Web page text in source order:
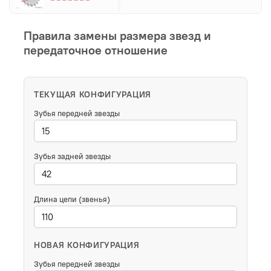
Правила замены размера звезд и
передаточное отношение
ТЕКУЩАЯ КОНФИГУРАЦИЯ
Зубья передней звезды
Зубья задней звезды
Длина цепи (звенья)
НОВАЯ КОНФИГУРАЦИЯ
Зубья передней звезды